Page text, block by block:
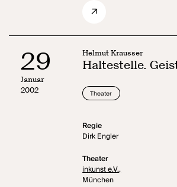
29
Januar
2002
Helmut Krausser
Haltestelle.
Theater
Regie
Dirk Engler
Theater
inkunst e.V.,
München